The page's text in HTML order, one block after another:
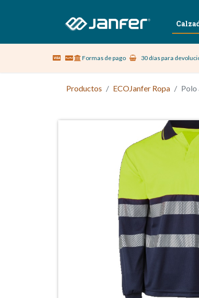
Sobre nosotros Vestuario Laboral
Formas de pago 30 días para
Productos ECOJanfer Ropa Polo